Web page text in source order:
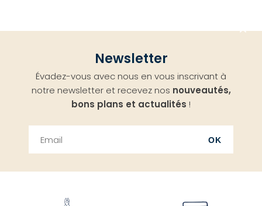
Newsletter
Évadez-vous avec nous en vous inscrivant à
notre newsletter et recevez nos nouveautés,
bons plans et actualités !
OK